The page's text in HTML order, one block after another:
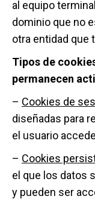
al equipo
dominio que no
otra entidad que
Tipos de
permanecen
– Cookies de
diseñadas para
el usuario
– Cookies
el que los datos
y pueden ser